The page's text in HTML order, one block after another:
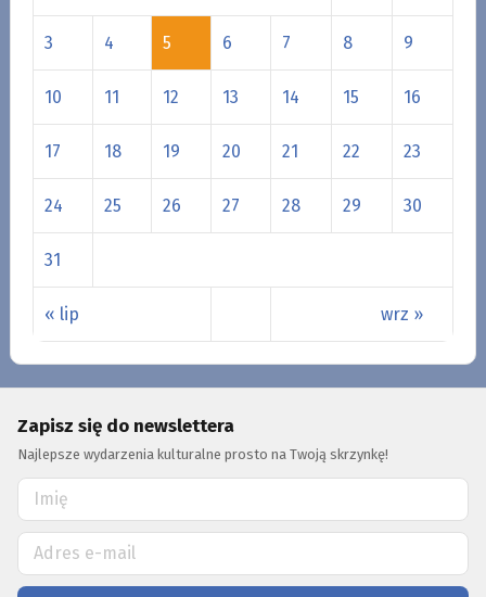
« lip wrz »
3 4 5 6 7 8 9
10 11 12 13 14 15 16
17 18 19 20 21 22 23
24 25 26 27 28 29 30
31
Zapisz się do newslettera
Najlepsze wydarzenia kulturalne prosto na Twoją skrzynkę!